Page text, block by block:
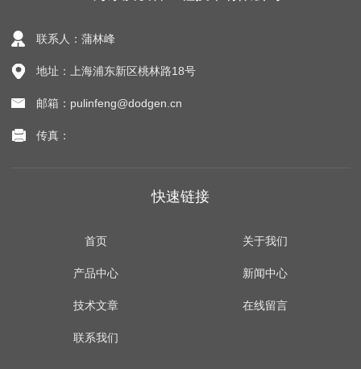
联系人：蒲林峰
地址：上海浦东新区桃林路18号
邮箱：pulinfeng@dodgen.cn
传真：
快速链接
首页 关于我们
产品中心 新闻中心
技术文章 在线留言
联系我们